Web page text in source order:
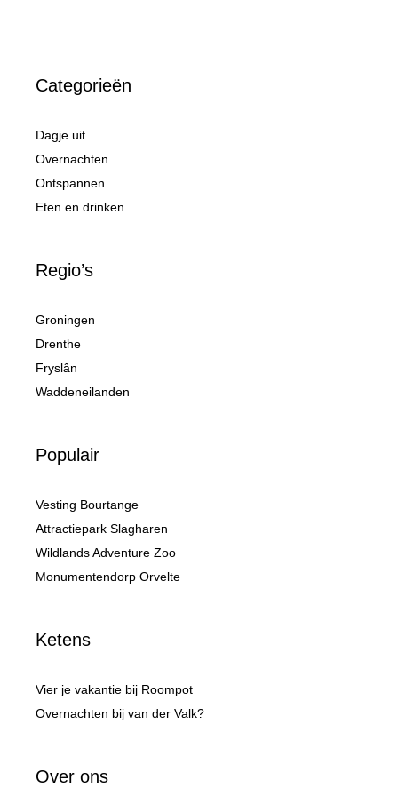
Categorieën
Dagje uit
Overnachten
Ontspannen
Eten en drinken
Regio’s
Groningen
Drenthe
Fryslân
Waddeneilanden
Populair
Vesting Bourtange
Attractiepark Slagharen
Wildlands Adventure Zoo
Monumentendorp Orvelte
Ketens
Vier je vakantie bij Roompot
Overnachten bij van der Valk?
Over ons